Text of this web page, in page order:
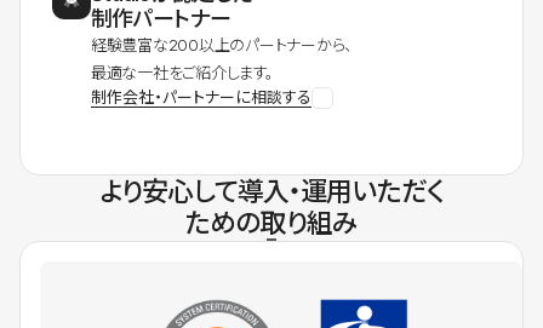
制作パートナー
経験豊富な200以上のパートナーから、
最適な一社をご紹介します。
制作会社・パートナーに相談する
より安心して導入・運用いただく
ための取り組み